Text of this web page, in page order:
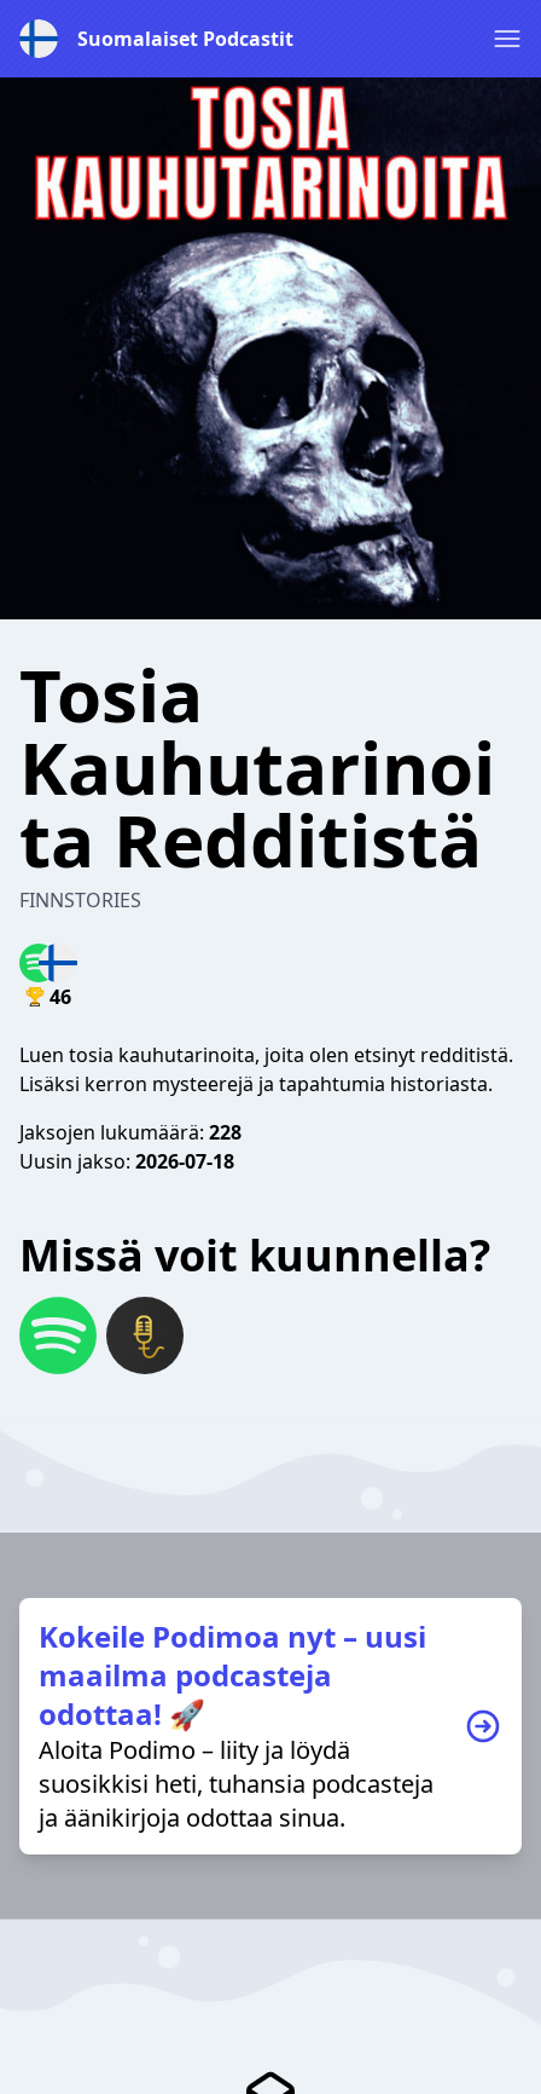
Suomalaiset Podcastit
Tosia
Kauhutarinoi
ta Redditistä
FINNSTORIES
46
Luen tosia kauhutarinoita, joita olen etsinyt redditistä.
Lisäksi kerron mysteerejä ja tapahtumia historiasta.
Jaksojen lukumäärä: 228
Uusin jakso: 2026-07-18
Missä voit kuunnella?
Kokeile Podimoa nyt – uusi
maailma podcasteja
odottaa! 🚀
Aloita Podimo – liity ja löydä
suosikkisi heti, tuhansia podcasteja
ja äänikirjoja odottaa sinua.